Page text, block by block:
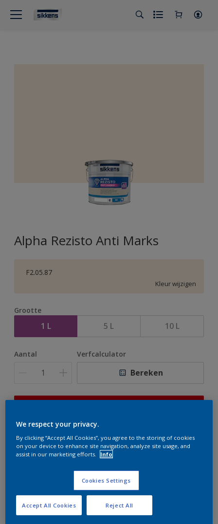
Alpha Rezisto Anti Marks
F2.05.87
Kleur wijzigen
Grootte
1 L 5 L 10 L
Aantal Verfcalculator
Bereken
er hard aan om de voorraad aan te vullen.
Boodschappenlijst
Vind een winkel
We respect your privacy.
By clicking “Accept All Cookies”, you agree to the storing of cookies
on your device to enhance site navigation, analyze site usage, and
assist in our marketing efforts.
Info
Cookies Settings
Reject All
Accept All Cookies